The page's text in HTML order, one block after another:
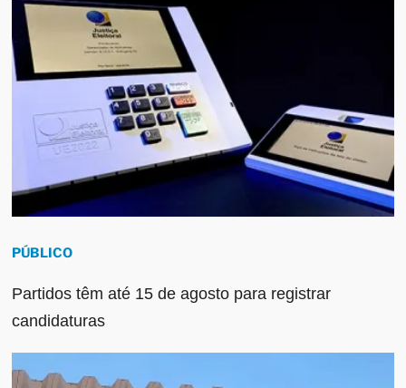
PÚBLICO
Partidos têm até 15 de agosto para registrar
candidaturas